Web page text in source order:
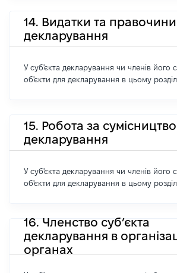
14. Видатки та правочини
декларування
У суб'єкта декларування чи членів його
об'єкти для декларування в цьому
15. Робота за
декларування
У суб'єкта декларування чи членів його
об'єкти для декларування в цьому
16. Членство суб’єкта
декларування в
органах